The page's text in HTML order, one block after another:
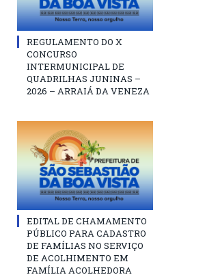
REGULAMENTO DO X
CONCURSO
INTERMUNICIPAL DE
QUADRILHAS JUNINAS –
2026 – ARRAIÁ DA VENEZA
EDITAL DE CHAMAMENTO
PÚBLICO PARA CADASTRO
DE FAMÍLIAS NO SERVIÇO
DE ACOLHIMENTO EM
FAMÍLIA ACOLHEDORA